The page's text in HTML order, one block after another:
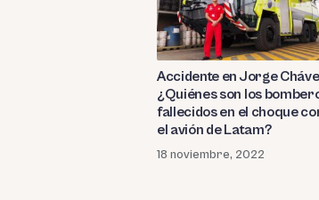
Accidente en Jorge
¿Quiénes son los
fallecidos en el choque
el avión de Latam?
18 noviembre, 2022